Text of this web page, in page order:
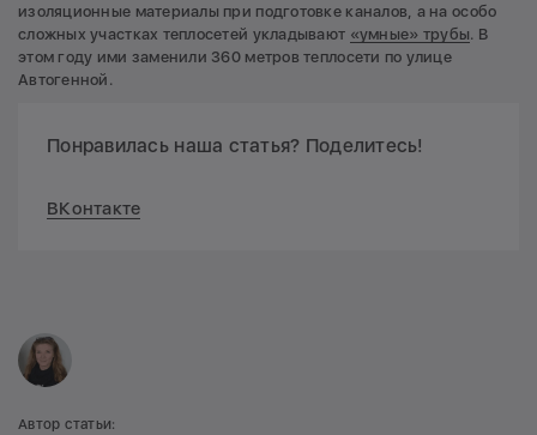
изоляционные материалы при подготовке каналов, а на особо
сложных участках теплосетей укладывают «умные» трубы. В
этом году ими заменили 360 метров теплосети по улице
Автогенной.
Понравилась наша статья? Поделитесь!
ВКонтакте
Автор статьи: